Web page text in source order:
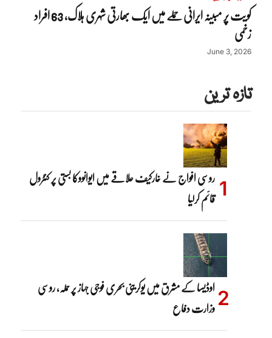
کویت پر مبینہ ایرانی حملے میں ایک بھارتی شہری ہلاک، 63 افراد
زخمی
June 3, 2026
تازہ ترین
روسی افواج نے خارکیف علاقے میں ایوانووکا بستی پر کنٹرول
قائم کرلیا
اوڈیسا کے مشرق میں یوکرینی بحری فوجی جہاز پر حملہ، روسی
وزارت دفاع